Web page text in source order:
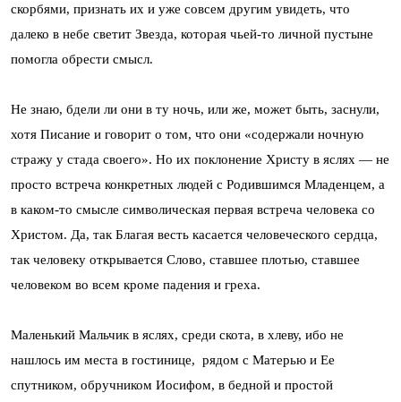
скорбями, признать их и уже совсем другим увидеть, что
далеко в небе светит Звезда, которая чьей-то личной пустыне
помогла обрести смысл.
Не знаю, бдели ли они в ту ночь, или же, может быть, заснули,
хотя Писание и говорит о том, что они «содержали ночную
стражу у стада своего». Но их поклонение Христу в яслях — не
просто встреча конкретных людей с Родившимся Младенцем, а
в каком-то смысле символическая первая встреча человека со
Христом. Да, так Благая весть касается человеческого сердца,
так человеку открывается Слово, ставшее плотью, ставшее
человеком во всем кроме падения и греха.
Маленький Мальчик в яслях, среди скота, в хлеву, ибо не
нашлось им места в гостинице, рядом с Матерью и Ее
спутником, обручником Иосифом, в бедной и простой